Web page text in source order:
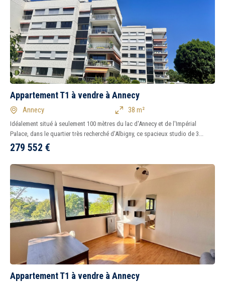
Appartement T1 à vendre à Annecy
Annecy 38 m²
Idéalement situé à seulement 100 mètres du lac d'Annecy et de l'Impérial
Palace, dans le quartier très recherché d'Albigny, ce spacieux studio de 3...
279 552 €
Appartement T1 à vendre à Annecy